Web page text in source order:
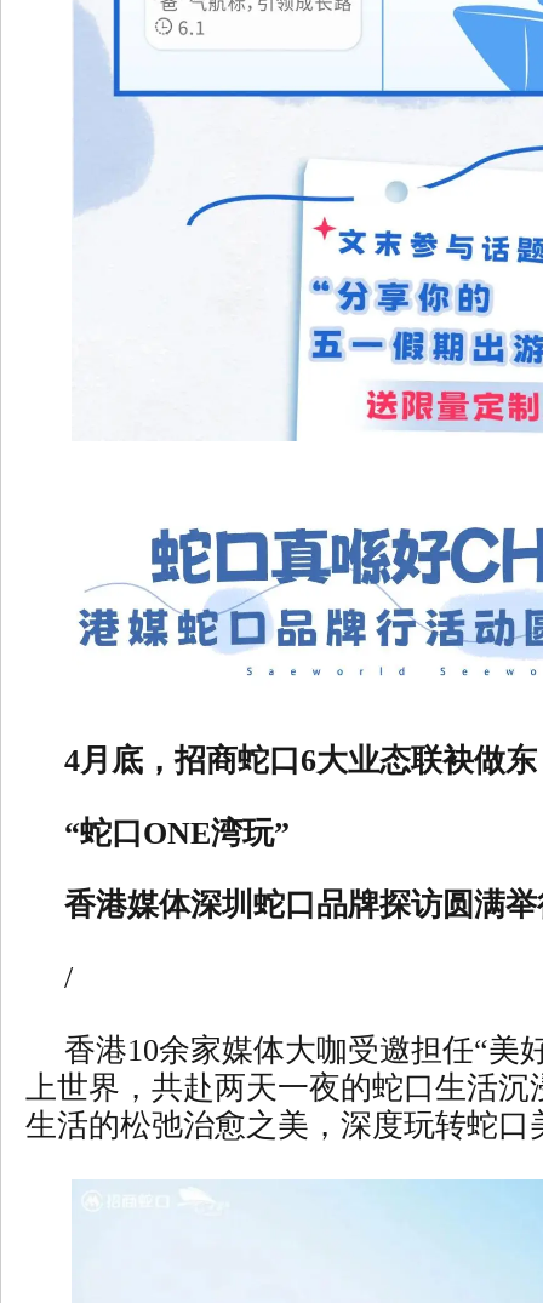
4月底，招商蛇口6大业态联袂做东
“蛇口ONE湾玩”
香港媒体深圳蛇口品牌探访圆满
/
香港10余家媒体大咖受邀担任“美
上世界，共赴两天一夜的蛇口生活沉
生活的松弛治愈之美，深度玩转蛇口